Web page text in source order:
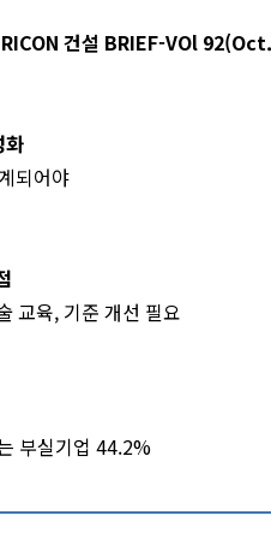
RICON 건설 BRIEF-VOl
화
되어야
교육, 기준 개선 필요
부실기업 44.2%